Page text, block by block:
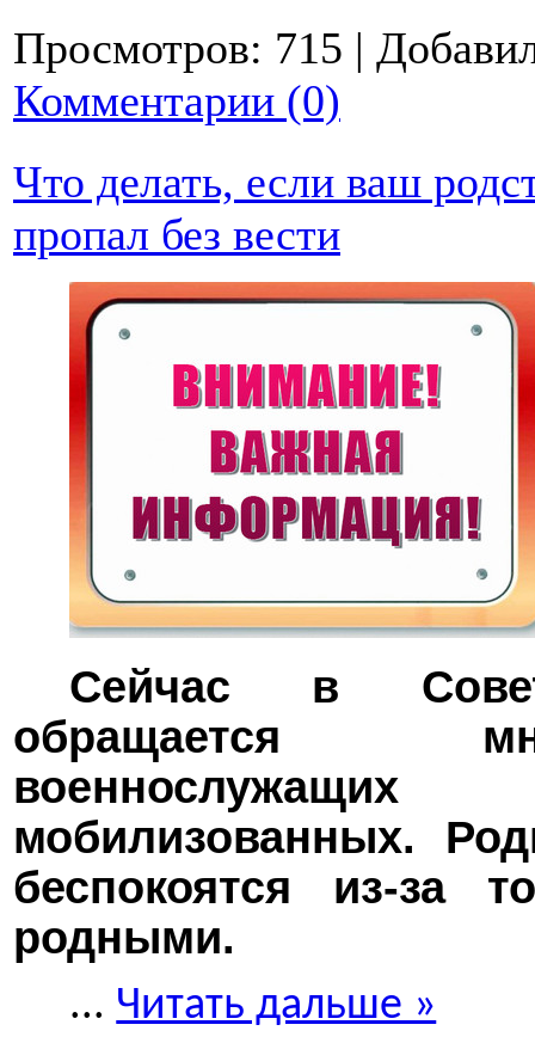
Просмотров: 715 |
Комментарии (0)
Что делать, если ваш
пропал без вести
Сейчас в
обращается
мобилизованных.
беспокоятся из-за
родными.
... Читать дальше »